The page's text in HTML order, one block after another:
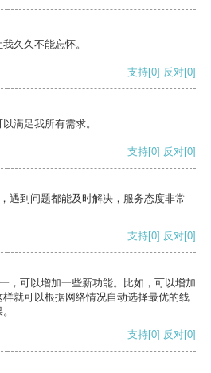
久久不能忘怀。
支持[0] 反对[0]
满足我所有需求。
支持[0] 反对[0]
遇到问题都能及时解决，服务态度非常
支持[0] 反对[0]
，可以增加一些新功能。比如，可以增加
就可以根据网络情况自动选择最优的线
支持[0] 反对[0]